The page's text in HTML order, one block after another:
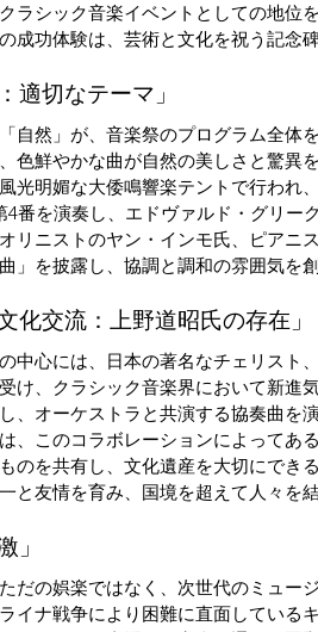
ラシック音楽イベントとしての地位
成功体験は、芸術と文化を祝う記念
適切なテーマ」
自然」が、音楽祭のプログラム全体
色鮮やかな曲が自然の美しさと驚異
光明媚な大倭鳴響楽テントで行われ
4番を演奏し、エドヴァルド・グリー
リニストのヤン・インモ氏、ピアニ
」を披露し、協調と調和の雰囲気を
化交流：上野道昭氏の存在」
中心には、日本の著名なチェリスト
け、クラシック音楽界において新進
、オーケストラと共演する協奏曲を
、このコラボレーションによってあ
のを共有し、文化遺産を大切にでき
と友情を育み、国境を超えて人々を
」
だの娯楽ではなく、次世代のミュー
イナ戦争により困難に直面している